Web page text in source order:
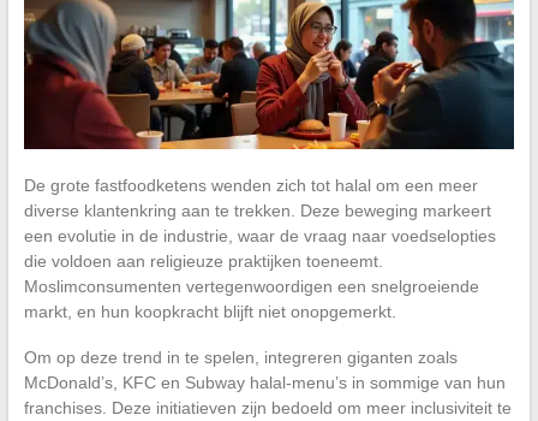
De grote fastfoodketens wenden zich tot halal om een meer
diverse klantenkring aan te trekken. Deze beweging markeert
een evolutie in de industrie, waar de vraag naar voedselopties
die voldoen aan religieuze praktijken toeneemt.
Moslimconsumenten vertegenwoordigen een snelgroeiende
markt, en hun koopkracht blijft niet onopgemerkt.
Om op deze trend in te spelen, integreren giganten zoals
McDonald’s, KFC en Subway halal-menu’s in sommige van hun
franchises. Deze initiatieven zijn bedoeld om meer inclusiviteit te